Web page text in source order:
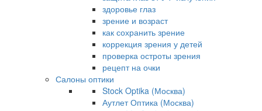
здоровье глаз
зрение и возраст
как сохранить зрение
коррекция зрения у детей
проверка остроты зрения
рецепт на очки
Салоны оптики
Stock Optika (Москва)
Аутлет Оптика (Москва)